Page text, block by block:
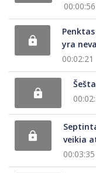
00:00:56
yra
00:02:21
veikia
00:03:35